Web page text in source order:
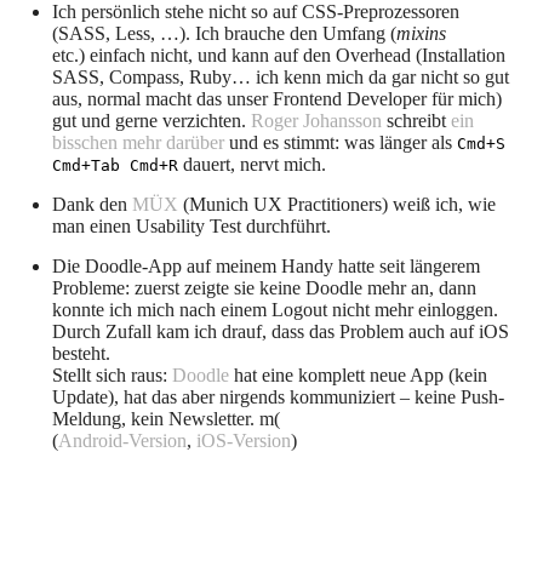
Ich persönlich stehe nicht so auf CSS-Preprozessoren
(SASS, Less, …). Ich brauche den Umfang (mixins
etc.) einfach nicht, und kann auf den Overhead (Installation
SASS, Compass, Ruby… ich kenn mich da gar nicht so gut
aus, normal macht das unser Frontend Developer für mich)
gut und gerne verzichten. Roger Johansson schreibt ein
bisschen mehr darüber und es stimmt: was länger als Cmd+S
Cmd+Tab Cmd+R dauert, nervt mich.
Dank den MÜX (Munich UX Practitioners) weiß ich, wie
man einen Usability Test durchführt.
Die Doodle-App auf meinem Handy hatte seit längerem
Probleme: zuerst zeigte sie keine Doodle mehr an, dann
konnte ich mich nach einem Logout nicht mehr einloggen.
Durch Zufall kam ich drauf, dass das Problem auch auf iOS
besteht.
Stellt sich raus: Doodle hat eine komplett neue App (kein
Update), hat das aber nirgends kommuniziert – keine Push-
Meldung, kein Newsletter. m(
(Android-Version, iOS-Version)